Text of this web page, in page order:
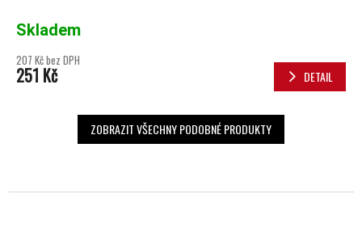
Skladem
207 Kč bez DPH
251 Kč DETAIL
ZOBRAZIT VŠECHNY PODOBNÉ PRODUKTY